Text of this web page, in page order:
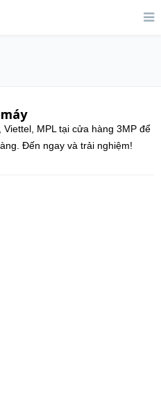
MPL tại cửa hàng 3MP để
Đến ngay và trải nghiệm!